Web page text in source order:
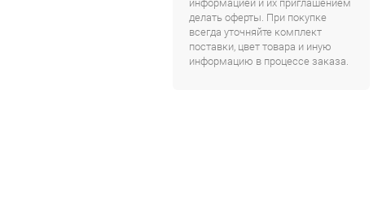
информацией и их приглашением
делать оферты. При покупке
всегда уточняйте комплект
поставки, цвет товара и иную
информацию в процессе заказа.